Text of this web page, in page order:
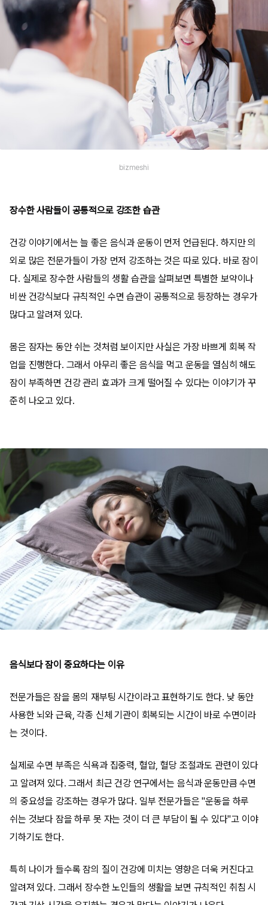
bizmeshi
장수한 사람들이 공통적으로 강조한 습관
건강 이야기에서는 늘 좋은 음식과 운동이 먼저 언급된다. 하지만 의
외로 많은 전문가들이 가장 먼저 강조하는 것은 따로 있다. 바로 잠이
다. 실제로 장수한 사람들의 생활 습관을 살펴보면 특별한 보약이나
비싼 건강식보다 규칙적인 수면 습관이 공통적으로 등장하는 경우가
많다고 알려져 있다.
몸은 잠자는 동안 쉬는 것처럼 보이지만 사실은 가장 바쁘게 회복 작
업을 진행한다. 그래서 아무리 좋은 음식을 먹고 운동을 열심히 해도
잠이 부족하면 건강 관리 효과가 크게 떨어질 수 있다는 이야기가 꾸
준히 나오고 있다.
음식보다 잠이 중요하다는 이유
전문가들은 잠을 몸의 재부팅 시간이라고 표현하기도 한다. 낮 동안
사용한 뇌와 근육, 각종 신체 기관이 회복되는 시간이 바로 수면이라
는 것이다.
실제로 수면 부족은 식욕과 집중력, 혈압, 혈당 조절과도 관련이 있다
고 알려져 있다. 그래서 최근 건강 연구에서는 음식과 운동만큼 수면
의 중요성을 강조하는 경우가 많다. 일부 전문가들은 "운동을 하루
쉬는 것보다 잠을 하루 못 자는 것이 더 큰 부담이 될 수 있다"고 이야
기하기도 한다.
특히 나이가 들수록 잠의 질이 건강에 미치는 영향은 더욱 커진다고
알려져 있다. 그래서 장수한 노인들의 생활을 보면 규칙적인 취침 시